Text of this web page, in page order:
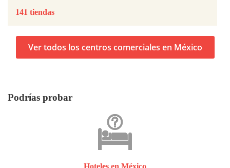
141 tiendas
Ver todos los centros comerciales en México
Podrías probar